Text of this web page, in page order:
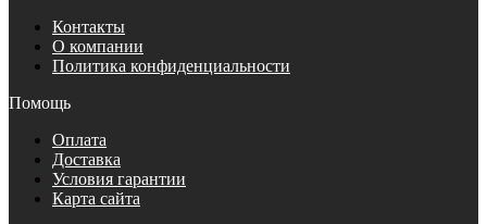
Контакты
О компании
Политика конфиденциальности
Помощь
Оплата
Доставка
Условия гарантии
Карта сайта